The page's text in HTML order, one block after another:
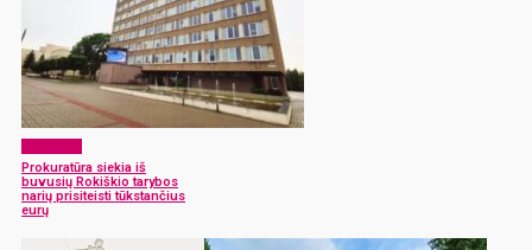
Prokuratūra siekia iš
buvusių Rokiškio tarybos
narių prisiteisti tūkstančius
eurų